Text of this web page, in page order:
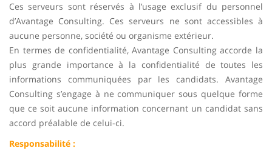
Ces serveurs sont réservés à l’usage exclusif du personnel
d’Avantage Consulting. Ces serveurs ne sont accessibles à
aucune personne, société ou organisme extérieur.
En termes de confidentialité, Avantage Consulting accorde la
plus grande importance à la confidentialité de toutes les
informations communiquées par les candidats. Avantage
Consulting s’engage à ne communiquer sous quelque forme
que ce soit aucune information concernant un candidat sans
accord préalable de celui-ci.
Responsabilité :